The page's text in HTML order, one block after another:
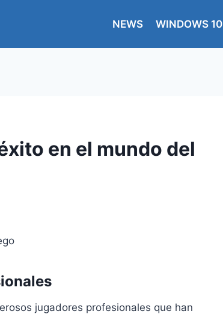
NEWS WINDOWS 10
en el mundo del
jugadores profesionales que han